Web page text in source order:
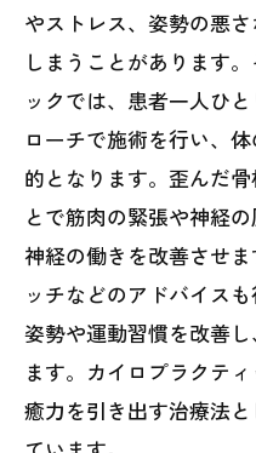
やストレス、姿勢の悪
しまうことがあります
ックでは、患者一人ひ
ローチで施術を行い、
的となります。歪んだ
とで筋肉の緊張や神経
神経の働きを改善させ
ッチなどのアドバイス
姿勢や運動習慣を改善
ます。カイロプラクテ
癒力を引き出す治療法